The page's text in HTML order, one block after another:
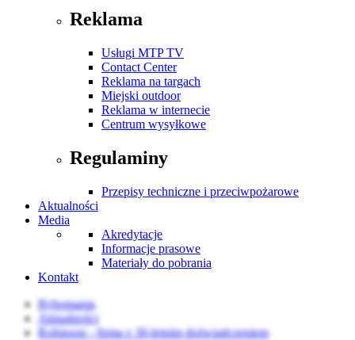
Reklama
Usługi MTP TV
Contact Center
Reklama na targach
Miejski outdoor
Reklama w internecie
Centrum wysyłkowe
Regulaminy
Przepisy techniczne i przeciwpożarowe
Aktualności
Media
Akredytacje
Informacje prasowe
Materiały do pobrania
Kontakt
Rybomania
Aktualności
Robinson - firma z 30-letnim doświadczeniem